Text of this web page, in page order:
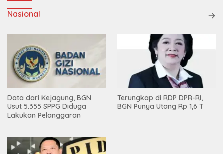
Nasional
Data dari Kejagung, BGN
Usut 5.355 SPPG Diduga
Lakukan Pelanggaran
Terungkap di RDP DPR-RI,
BGN Punya Utang Rp 1,6 T